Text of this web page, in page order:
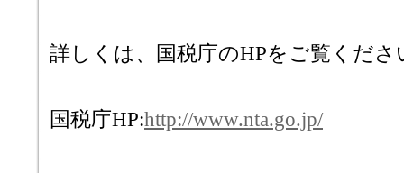
詳しくは、国税庁のHPをご覧くださ
国税庁HP:http://www.nta.go.jp/